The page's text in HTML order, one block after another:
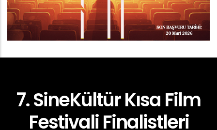
7. SineKültür Kısa Film
Festivali Finalistleri